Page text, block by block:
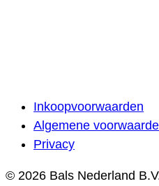
Inkoopvoorwaarden
Algemene
Privacy
© 2026 Bals Nederland